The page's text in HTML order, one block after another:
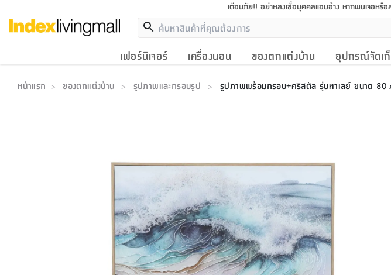
เตือนภัย!! อย่าหลงเชื่อบุคคลแอบอ้าง หากพบเจอห
เฟอร์นิเจอร์ เครื่องนอน ของตกแต่งบ้าน อุปกรณ์จัดเ
หน้าแรก > ของตกแต่งบ้าน > รูปภาพและกรอบรูป > รูปภาพพร้อมกรอบ+คริสตัล รุ่นทาเลย์ ขนาด 80